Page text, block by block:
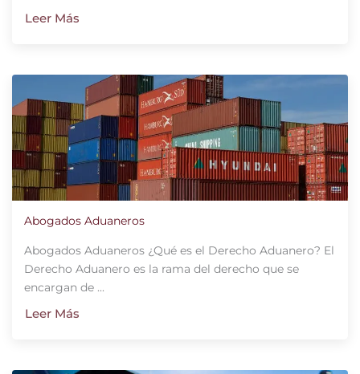
Leer Más
Abogados Aduaneros
Abogados Aduaneros ¿Qué es el Derecho Aduanero? El
Derecho Aduanero es la rama del derecho que se
encargan de ...
Leer Más